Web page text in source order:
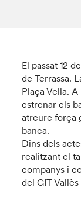
El passat 12
de Terrassa.
Plaça Vella.
estrenar els
atreure força
banca.
Dins dels
realitzant el
companys i
del GIT